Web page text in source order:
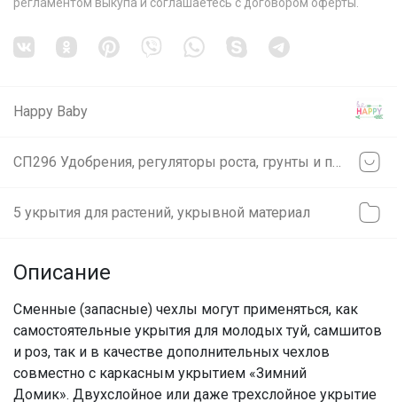
регламентом выкупа и соглашаетесь с договором оферты.
Happy Baby
СП296 Удобрения, регуляторы роста, грунты и прочее ❗ без транспортных ❗ минимальное ожидание ❗ выкуп каждую в неделю (svet)
5 укрытия для растений, укрывной материал
Описание
Сменные (запасные) чехлы могут применяться, как
самостоятельные укрытия для молодых туй, самшитов
и роз, так и в качестве дополнительных чехлов
совместно с каркасным укрытием «Зимний
Домик». Двухслойное или даже трехслойное укрытие